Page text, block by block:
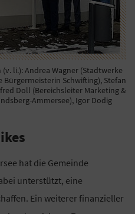
li.): Andrea Wagner (Stadtwerke
Bürgermeisterin Schwifting), Stefan
Doll (Bereichsleiter Marketing &
Ammersee), Igor Dodig
hat die Gemeinde
unterstützt, eine
Ein weiterer finanzieller